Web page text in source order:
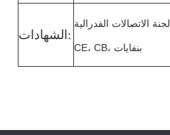
الشهادات:
لجنة الاتصالات الفدرالية،
CE، CB، بنفايات